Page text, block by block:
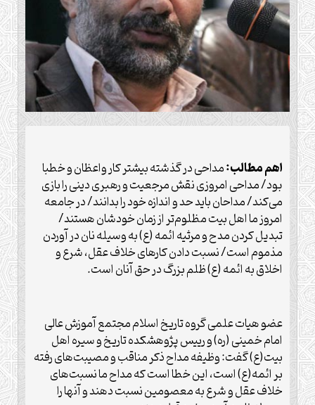
اهم مطالب:مداحی در گذشته بیشتر کار واعظان و خطبا
بود/ مداحی امروزی نقش مرجعیت و رهبری دینی را بازی
می‌کند/ مداحان باید حد و اندازه خود را بدانند/ در جامعه
امروز ما اهل بیت مظلوم‌تر از زمان خودشان هستند/
تبدیل کردن مدح و مرثیه ائمه (ع) به وسیله نان در‌ آوردن
مذموم است/ نسبت دادن کارهای خلاف عقل‌،‌ شرع و
اخلاق به ائمه (ع) ظلم بزرگ در حق آنان است.
عضو هیات علمی گروه تاریخ اسلام مجتمع آموزش عالی
امام خمینی (ره) و رییس پژوهشکده تاریخ و سیره اهل
بیت(ع) گفت: وظیفه مداح ذکر مناقب و مصیبت‌های رفته
بر ائمه(ع) است، این خطا است که مداح ما نسبت‌های
خلاف عقل و شرع به معصومین نسبت دهند و آنها را